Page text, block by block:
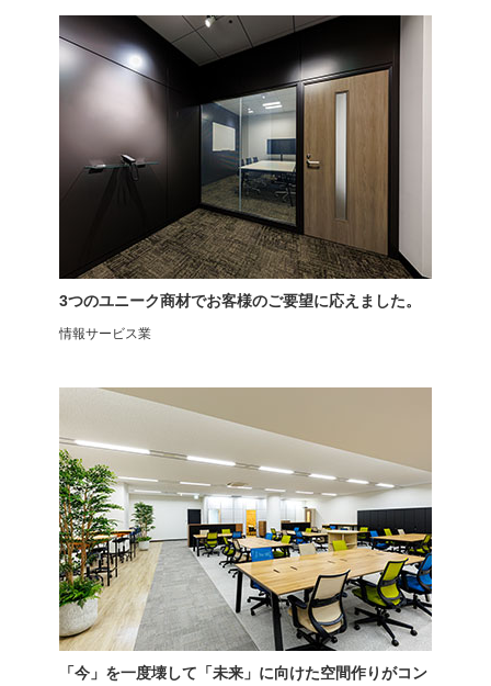
パネルデスク
オフィスデスク
幅1000×奥行600×高さ700mm
スチールデスク
片袖机 引き出し
フリーアドレスデスク 2人用
NFシリーズ
3つのユニーク商材でお客様のご要望に応えました。
情報サービス業
「今」を一度壊して「未来」に向けた空間作りがコン